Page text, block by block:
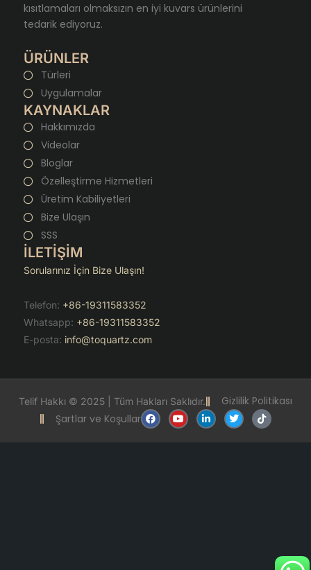
kısıtlamaları olmaksızın en iyi kuvars ürünlerini
tedarik ediyoruz.
ÜRÜNLER
Türleri
Uygulamalar
KAYNAKLAR
Hakkımızda
Videolar
Bloglar
Özelleştirme Hizmetleri
Üretim Kabiliyetleri
Bize Ulaşın
SSS
İLETİŞİM
Sorularınız İçin Bize Ulaşın!
Telefon: +86-19311583352
Whatsapp: +86-19311583352
E-posta: info@toquartz.com
Telif Hakkı © 2025 | Tüm Hakları Saklıdır.
Gizlilik Politikası
Şartlar ve Koşullar
F
a
c
Y
o
u
L
i
n
T
w
i
T
i
k